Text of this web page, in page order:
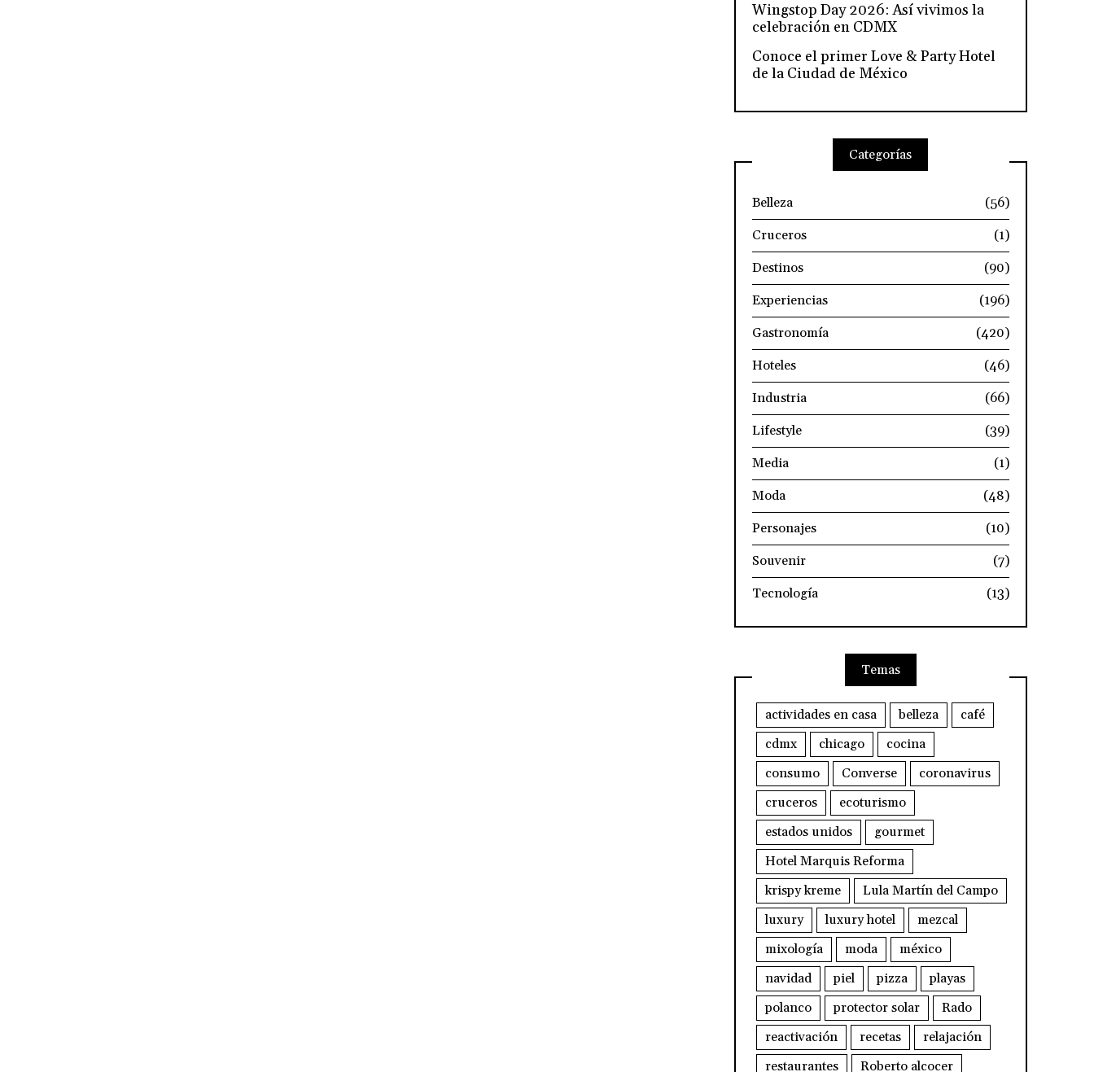
Wingstop Day 2026: Así vivimos la
celebración en CDMX
Conoce el primer Love & Party Hotel
de la Ciudad de México
Categorías
Belleza
(56)
Cruceros
(1)
Destinos
(90)
Experiencias
(196)
Gastronomía
(420)
Hoteles
(46)
Industria
(66)
Lifestyle
(39)
Media
(1)
Moda
(48)
Personajes
(10)
Souvenir
(7)
Tecnología
(13)
Temas
actividades en casa belleza
café
cdmx
chicago
cocina
consumo
Converse
coronavirus
cruceros
ecoturismo
estados unidos
gourmet
Hotel Marquis Reforma
krispy kreme
Lula Martín del Campo
luxury
luxury hotel
mezcal
mixología
moda
méxico
navidad
piel pizza
playas
polanco
protector solar
Rado
reactivación
recetas
relajación
restaurantes
Roberto alcocer